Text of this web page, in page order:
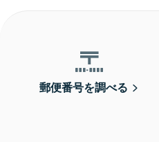
郵便番号を調べる